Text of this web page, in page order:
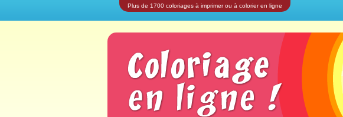
Plus de 1700 coloriages à imprimer ou à colorier en ligne